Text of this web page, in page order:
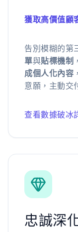
獲取高價值顧
告別模糊的第
單與貼標機制
成個人化內容
意願，主動交
查看數據破冰
忠誠深